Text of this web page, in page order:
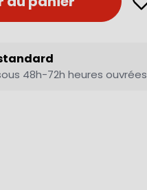
48h-72h heures ouvrées